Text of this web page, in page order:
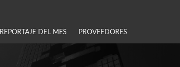
REPORTAJE DEL MES PROVEEDORES